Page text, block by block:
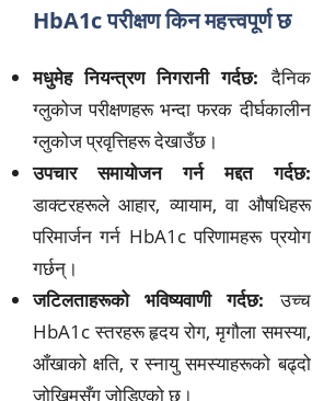
HbA1c परीक्षण किन महत्त्वपूर्ण छ
मधुमेह नियन्त्रण निगरानी गर्दछ: दैनिक
ग्लुकोज परीक्षणहरू भन्दा फरक दीर्घकालीन
ग्लुकोज प्रवृत्तिहरू देखाउँछ।
उपचार समायोजन गर्न मद्दत गर्दछ:
डाक्टरहरूले आहार, व्यायाम, वा औषधिहरू
परिमार्जन गर्न HbA1c परिणामहरू प्रयोग
गर्छन्।
जटिलताहरूको भविष्यवाणी गर्दछ:उच्च
HbA1c स्तरहरू हृदय रोग, मृगौला समस्या,
आँखाको क्षति, र स्नायु समस्याहरूको बढ्दो
जोखिमसँग जोडिएको छ।